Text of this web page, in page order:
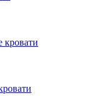
кровати